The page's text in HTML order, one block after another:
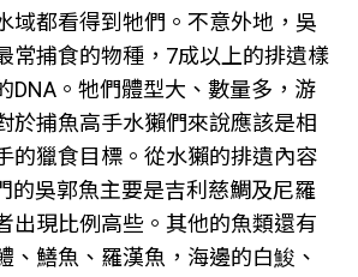
域都看得到牠們。不意外地，吳
常捕食的物種，7成以上的排遺樣
DNA。牠們體型大、數量多，游
於捕魚高手水獺們來說應該是相
的獵食目標。從水獺的排遺內容
的吳郭魚主要是吉利慈鯛及尼羅
出現比例高些。其他的魚類還有
、鱔魚、羅漢魚，海邊的白鮻、